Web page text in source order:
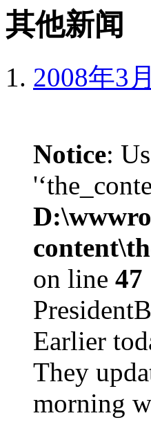
其他新闻
2008年3
Notice:
on line 47
Earlier
They
morning